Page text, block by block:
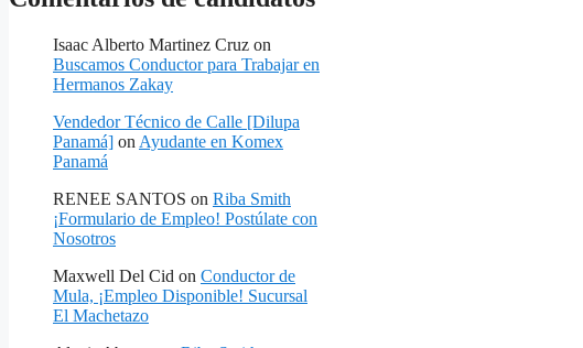
Isaac Alberto Martinez Cruz on
Buscamos Conductor para Trabajar en
Hermanos Zakay
Vendedor Técnico de Calle [Dilupa
Panamá] on Ayudante en Komex
Panamá
RENEE SANTOS on Riba Smith
¡Formulario de Empleo! Postúlate con
Nosotros
Maxwell Del Cid on Conductor de
Mula, ¡Empleo Disponible! Sucursal
El Machetazo